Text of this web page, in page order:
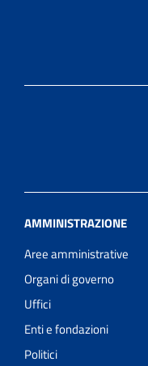
AMMINISTRAZIONE
Aree amministrative
Organi di governo
Uffici
Enti e fondazioni
Politici